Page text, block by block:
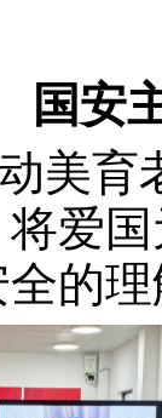
国安
美育
爱
的